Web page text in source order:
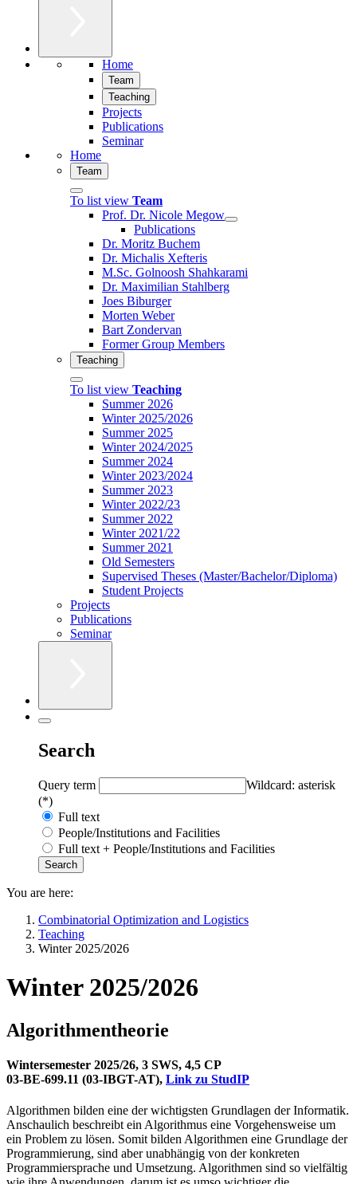
Home
Team
Teaching
Projects
Publications
Seminar
Home
Team
To list view Team
Prof. Dr. Nicole Megow
Publications
Dr. Moritz Buchem
Dr. Michalis Xefteris
M.Sc. Golnoosh Shahkarami
Dr. Maximilian Stahlberg
Joes Biburger
Morten Weber
Bart Zondervan
Former Group Members
Teaching
To list view Teaching
Summer 2026
Winter 2025/2026
Summer 2025
Winter 2024/2025
Summer 2024
Winter 2023/2024
Summer 2023
Winter 2022/23
Summer 2022
Winter 2021/22
Summer 2021
Old Semesters
Supervised Theses (Master/Bachelor/Diploma)
Student Projects
Projects
Publications
Seminar
Search
Query term
Wildcard: asterisk
(*)
Full text
People/Institutions and Facilities
Full text + People/Institutions and Facilities
You are here:
Combinatorial Optimization and Logistics
Teaching
Winter 2025/2026
Winter 2025/2026
Algorithmentheorie
Wintersemester 2025/26, 3 SWS, 4,5 CP
03-BE-699.11 (03-IBGT-AT), Link zu StudIP
Algorithmen bilden eine der wichtigsten Grundlagen der Informatik.
Anschaulich beschreibt ein Algorithmus eine Vorgehensweise um
ein Problem zu lösen. Somit bilden Algorithmen eine Grundlage der
Programmierung, sind aber unabhängig von der konkreten
Programmiersprache und Umsetzung. Algorithmen sind so vielfältig